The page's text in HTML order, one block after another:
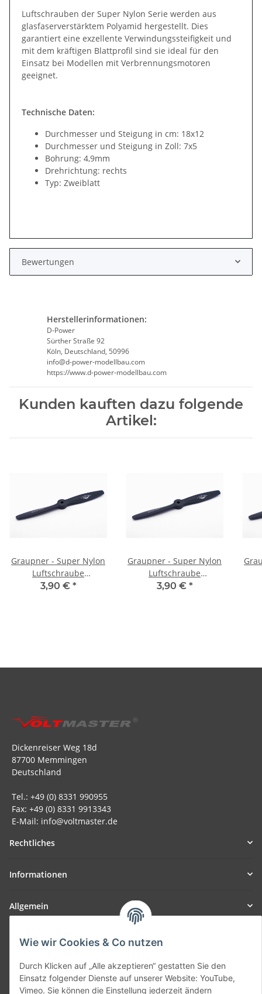
Wie wir Cookies & Co nutzen
Durch Klicken auf „Alle akzeptieren“ gestatten Sie den
Einsatz folgender Dienste auf unserer Website: YouTube,
Vimeo. Sie können die Einstellung jederzeit ändern
Luftschrauben der Super Nylon Serie werden aus
glasfaserverstärktem Polyamid hergestellt. Dies
garantiert eine exzellente Verwindungssteifigkeit und
mit dem kräftigen Blattprofil sind sie ideal für den
Einsatz bei Modellen mit Verbrennungsmotoren
geeignet.
Technische Daten:
Durchmesser und Steigung in cm: 18x12
Durchmesser und Steigung in Zoll: 7x5
Bohrung: 4,9mm
Drehrichtung: rechts
Typ: Zweiblatt
Bewertungen
Herstellerinformationen:
D-Power
Sürther Straße 92
Köln, Deutschland, 50996
info@d-power-modellbau.com
https://www.d-power-modellbau.com
Kunden kauften dazu folgende
Artikel:
Graupner - Super Nylon
Luftschraube
rechtsdrehend - 8x4
3,90 € *
Graupner - Super Nylon
Luftschraube
rechtsdrehend - 7,5x5
3,90 € *
Dickenreiser Weg 18d
87700 Memmingen
Deutschland
Tel.: +49 (0) 8331 990955
Fax: +49 (0) 8331 9913343
E-Mail: info@voltmaster.de
Rechtliches
Informationen
Allgemein
Teil unseres Netzwerks:
SmoliTec - Safety. Simplified. Worldwide. ( B2B Shop )
Vertrag widerrufen